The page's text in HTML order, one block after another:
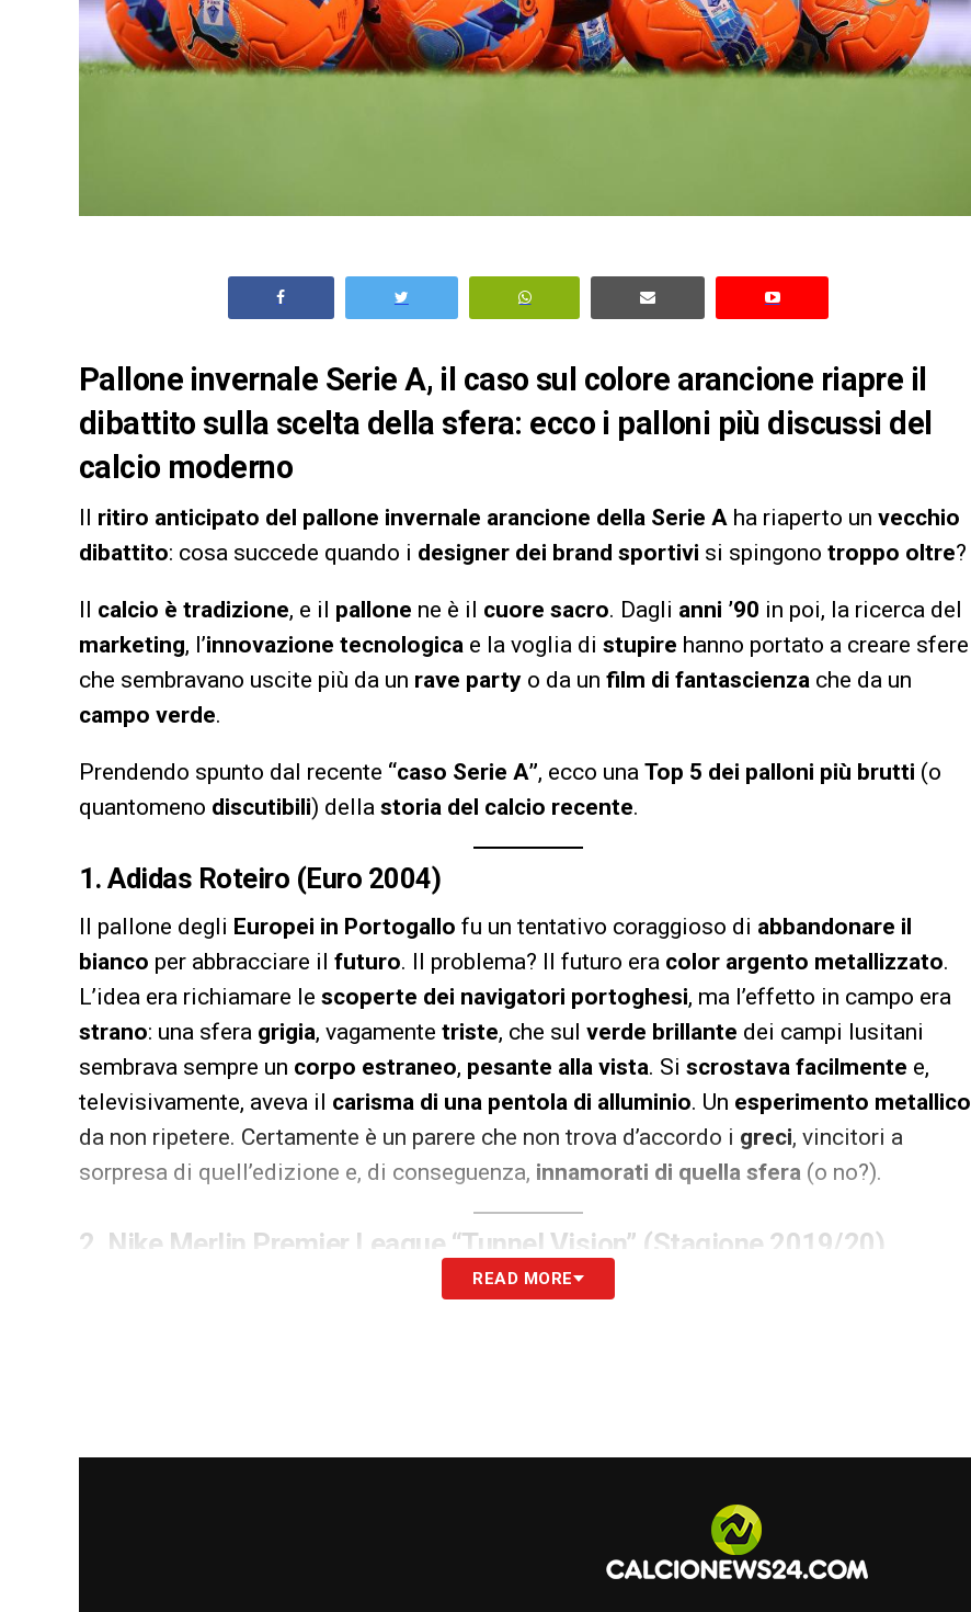
Pallone invernale Serie A, il caso sul colore arancione riapre il
dibattito sulla scelta della sfera: ecco i palloni più discussi del
calcio moderno
Il ritiro anticipato del pallone invernale arancione della Serie A ha riaperto un vecchio
dibattito: cosa succede quando i designer dei brand sportivi si spingono troppo oltre?
Il calcio è tradizione, e il pallone ne è il cuore sacro. Dagli anni ’90 in poi, la ricerca del
marketing, l’innovazione tecnologica e la voglia di stupire hanno portato a creare sfere
che sembravano uscite più da un rave party o da un film di fantascienza che da un
campo verde.
Prendendo spunto dal recente “caso Serie A”, ecco una Top 5 dei palloni più brutti (o
quantomeno discutibili) della storia del calcio recente.
1.Adidas Roteiro (Euro 2004)
Il pallone degli Europei in Portogallo fu un tentativo coraggioso di abbandonare il
bianco per abbracciare il futuro. Il problema? Il futuro era color argento metallizzato.
L’idea era richiamare le scoperte dei navigatori portoghesi, ma l’effetto in campo era
strano: una sfera grigia, vagamente triste, che sul verde brillante dei campi lusitani
sembrava sempre un corpo estraneo, pesante alla vista. Si scrostava facilmente e,
televisivamente, aveva il carisma di una pentola di alluminio. Un esperimento metallico
da non ripetere. Certamente è un parere che non trova d’accordo i greci, vincitori a
sorpresa di quell’edizione e, di conseguenza, innamorati di quella sfera (o no?).
2. Nike Merlin Premier League “Tunnel Vision” (Stagione 2019/20)
per laPremier League
Adidas Fevernova (Mondiali 2002 Corea e Giappone)
per i nostalgici, ma bisogna essereonesti: ilFevernova è stato lo
READ MORE